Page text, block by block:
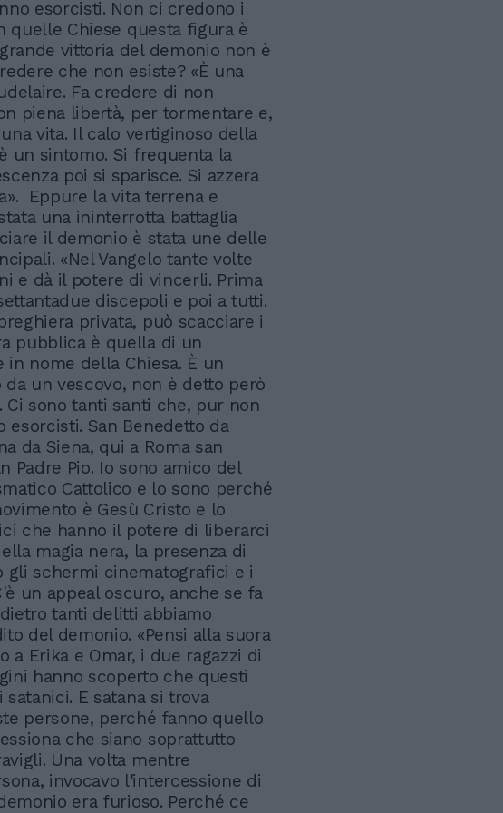
esorcisti. Non ci credono i
quelle Chiese questa figura è
vittoria del demonio non è
che non esiste? «È una
Fa credere di non
piena libertà, per tormentare e,
vita. Il calo vertiginoso della
un sintomo. Si frequenta la
poi si sparisce. Si azzera
Eppure la vita terrena e
una ininterrotta battaglia
il demonio è stata une delle
«Nel Vangelo tante volte
e dà il potere di vincerli. Prima
discepoli e poi a tutti.
privata, può scacciare i
pubblica è quella di un
in nome della Chiesa. È un
un vescovo, non è detto però
sono tanti santi che, pur non
esorcisti. San Benedetto da
da Siena, qui a Roma san
Padre Pio. Io sono amico del
Cattolico e lo sono perché
è Gesù Cristo e lo
che hanno il potere di liberarci
magia nera, la presenza di
gli schermi cinematografici e i
un appeal oscuro, anche se fa
tanti delitti abbiamo
del demonio. «Pensi alla suora
a Erika e Omar, i due ragazzi di
hanno scoperto che questi
satanici. E satana si trova
persone, perché fanno quello
che siano soprattutto
Una volta mentre
invocavo l'intercessione di
era furioso. Perché ce